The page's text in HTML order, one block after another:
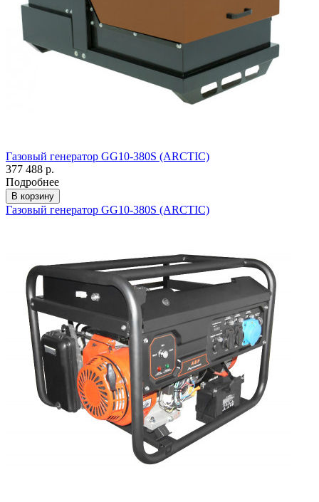
Газовый генератор GG10-380S (ARCTIC)
377 488 р.
Подробнее
В корзину
Газовый генератор GG10-380S (ARCTIC)